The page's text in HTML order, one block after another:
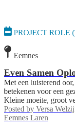
PROJECT ROLE
Eemnes
Even Samen
Met een luisterend
betekenen voor een
Kleine moeite, groot
Posted by Versa
Eemnes Laren